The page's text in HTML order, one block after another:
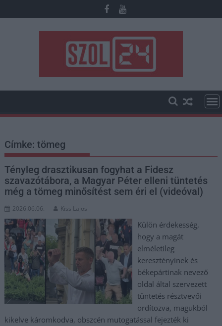
to
Címke:tömeg
Tényleg drasztikusan fogyhat a Fidesz
szavazótábora, a Magyar Péter elleni tüntetés
még a tömeg minősítést sem éri el (videóval)
2026.06.06. Kiss Lajos
Külön érdekesség,
hogy a magát
elméletileg
keresztényinek és
békepártinak nevező
oldal által szervezett
tüntetés résztvevői
ordítozva, magukból
kikelve káromkodva, obszcén mutogatással fejezték ki